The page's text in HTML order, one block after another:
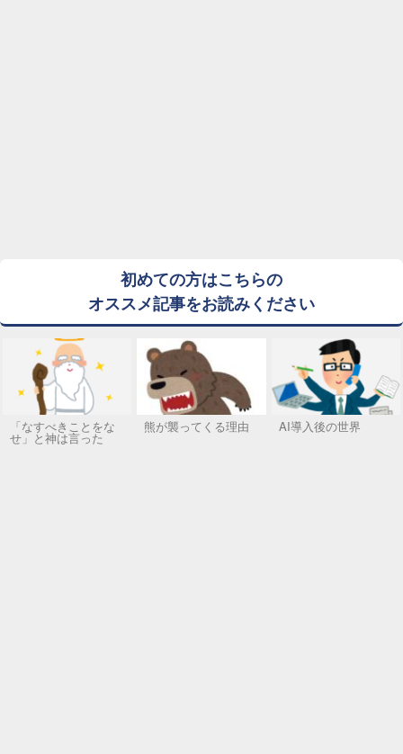
初めての方はこちらの
オススメ記事をお読みください
「なすべきことをな
せ」と神は言った
熊が襲ってくる理由 AI導入後の世界